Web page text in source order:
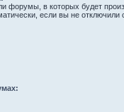
форумы, в которых будет
если вы не